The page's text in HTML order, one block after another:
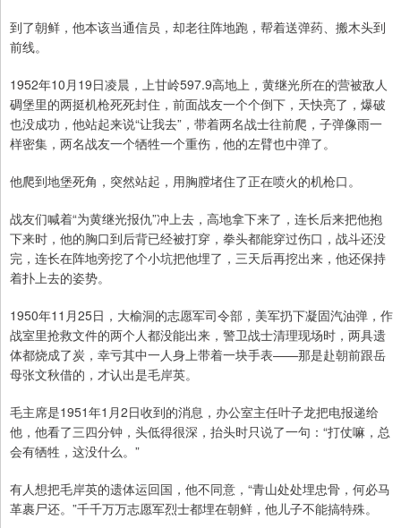
到了朝鲜，他本该当通信员，却老往阵地跑，帮着送弹药、搬木头到
前线。
1952年10月19日凌晨，上甘岭597.9高地上，黄继光所在的营被敌人
碉堡里的两挺机枪死死封住，前面战友一个个倒下，天快亮了，爆破
也没成功，他站起来说“让我去”，带着两名战士往前爬，子弹像雨一
样密集，两名战友一个牺牲一个重伤，他的左臂也中弹了。
他爬到地堡死角，突然站起，用胸膛堵住了正在喷火的机枪口。
战友们喊着“为黄继光报仇”冲上去，高地拿下来了，连长后来把他抱
下来时，他的胸口到后背已经被打穿，拳头都能穿过伤口，战斗还没
完，连长在阵地旁挖了个小坑把他埋了，三天后再挖出来，他还保持
着扑上去的姿势。
1950年11月25日，大榆洞的志愿军司令部，美军扔下凝固汽油弹，作
战室里抢救文件的两个人都没能出来，警卫战士清理现场时，两具遗
体都烧成了炭，幸亏其中一人身上带着一块手表——那是赴朝前跟岳
母张文秋借的，才认出是毛岸英。
毛主席是1951年1月2日收到的消息，办公室主任叶子龙把电报递给
他，他看了三四分钟，头低得很深，抬头时只说了一句：“打仗嘛，总
会有牺牲，这没什么。”
有人想把毛岸英的遗体运回国，他不同意，“青山处处埋忠骨，何必马
革裹尸还。”千千万万志愿军烈士都埋在朝鲜，他儿子不能搞特殊。